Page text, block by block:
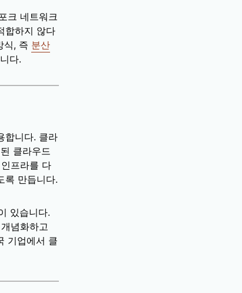
크 네트워크
합하지 않다
식, 즉 분산
다.
합니다. 클라
클라우드
프라를 다
록 만듭니다.
있습니다.
념화하고
기업에서 클